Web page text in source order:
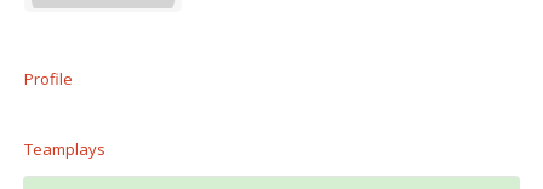
Profile
Teamplays